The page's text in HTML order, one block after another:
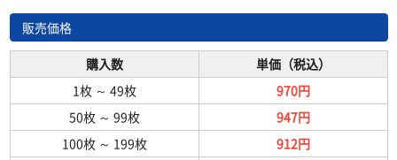
販売価格
購入数
単価（税込）
1枚 ～ 49枚
970円
50枚 ～ 99枚
947円
100枚 ～ 199枚
912円